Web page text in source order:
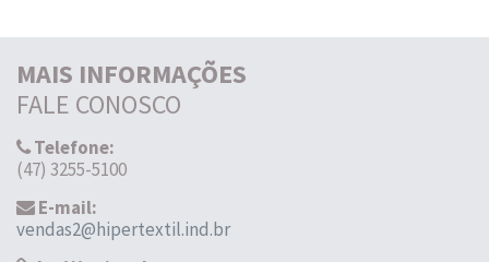
MAIS INFORMAÇÕES
FALE CONOSCO
Telefone:
(47) 3255-5100
E-mail:
vendas2@hipertextil.ind.br